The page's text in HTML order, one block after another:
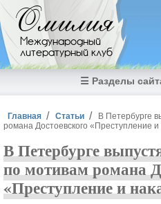
Перейти к основному содержанию
Омилия
Международный
литературный клуб
☰ Разделы
Вы здесь
Главная Статьи
В Петербурге
романа Достоевского «Преступление и
В Петербурге
по мотивам романа
«Преступление и